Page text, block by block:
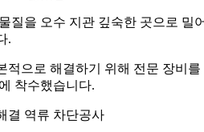
질을 오수 지관 깊숙한 곳으로 밀
.
적으로 해결하기 위해 전문 장비를
착수했습니다.
결 역류 차단공사